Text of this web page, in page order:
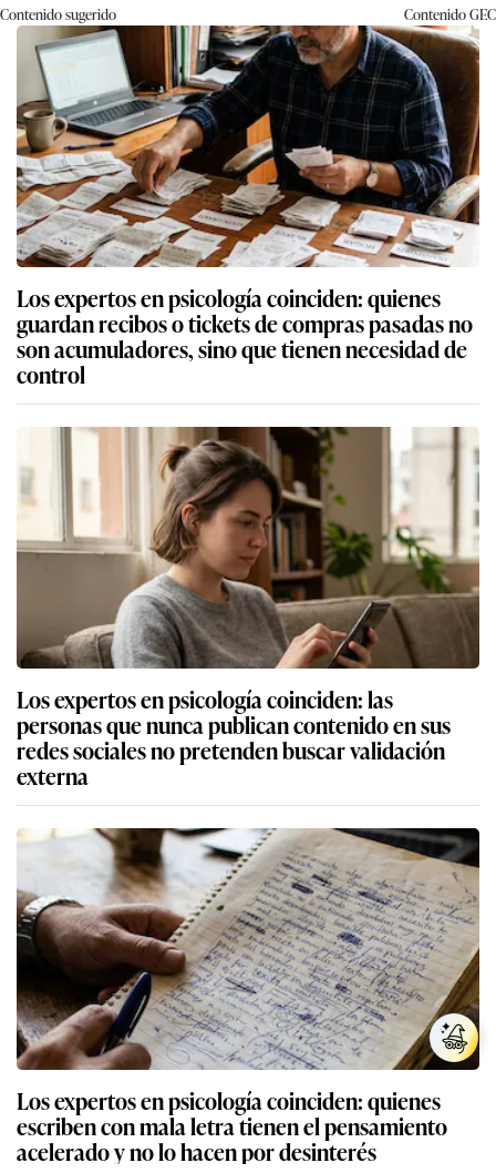
Contenido sugerido ContenidoGEC
Los expertos en psicología coinciden: quienes
guardan recibos o tickets de compras pasadas no
son acumuladores, sino que tienen necesidad de
control
Los expertos en psicología coinciden: las
personas que nunca publican contenido en sus
redes sociales no pretenden buscar validación
externa
Los expertos en psicología coinciden: quienes
escriben con mala letra tienen el pensamiento
acelerado y no lo hacen por desinterés